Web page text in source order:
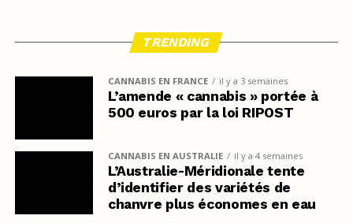
TRENDING
CANNABIS EN FRANCE il y a 3 semaines
L’amende « cannabis » portée à
500 euros par la loi RIPOST
CANNABIS EN AUSTRALIE il y a 4 semaines
L’Australie-Méridionale tente
d’identifier des variétés de
chanvre plus économes en eau